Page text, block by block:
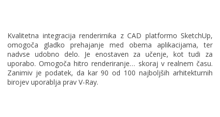
Kvalitetna integracija renderirnika z CAD platformo SketchUp,
omogoča gladko prehajanje med obema aplikacijama, ter
nadvse udobno delo. Je enostaven za učenje, kot tudi za
uporabo. Omogoča hitro renderiranje… skoraj v realnem času.
Zanimiv je podatek, da kar 90 od 100 najboljših arhitekturnih
birojev uporablja prav V-Ray.